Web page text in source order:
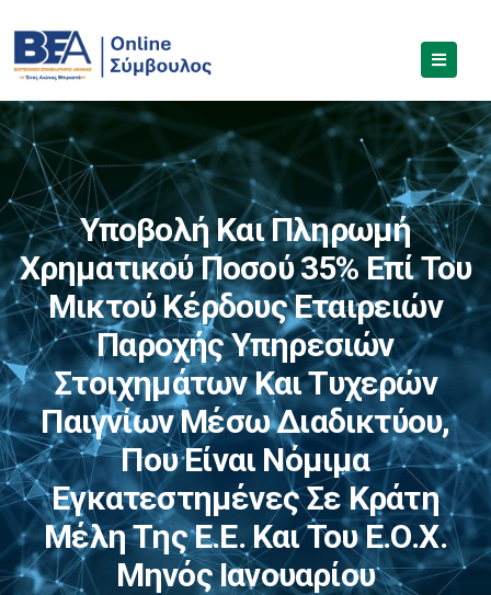
Υποβολή Και Πληρωμή
Χρηματικού Ποσού 35% Επί Του
Μικτού Κέρδους Εταιρειών
Παροχής Υπηρεσιών
Στοιχημάτων Και Τυχερών
Παιγνίων Μέσω Διαδικτύου,
Που Είναι Νόμιμα
Εγκατεστημένες Σε Κράτη
Μέλη Της Ε.Ε. Και Του Ε.Ο.Χ.
Μηνός Ιανουαρίου